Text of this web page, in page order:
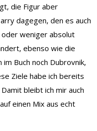
die Figur aber
dagegen, den es auch
weniger absolut
ebenso wie die
Buch noch Dubrovnik,
Ziele habe ich bereits
bleibt ich mir auch
einen Mix aus echt